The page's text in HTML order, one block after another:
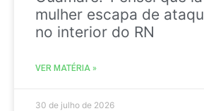
mulher escapa de
no interior do RN
VER MATÉRIA »
30 de julho de 2026